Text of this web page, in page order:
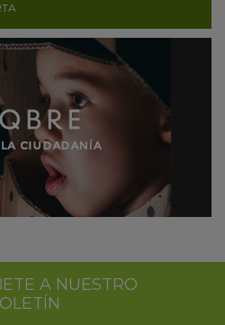
A NUESTRO